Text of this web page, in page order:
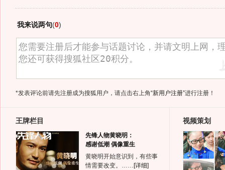
我来说两句(0)
*发表评论前请先注册成为搜狐用户，请点击右上角“新用户注册”进行注册！
王牌栏目
先锋人物黄晓明：
感谢低潮 偶像重生
黄晓明开始意识到，有些事
情需要改变。…… [详细]
视频策划